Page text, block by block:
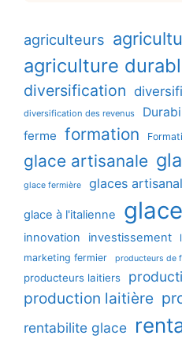
agriculteurs
agriculture
diversification
diversification des revenus
ferme formation
glace artisanale
glace fermière glaces
glace à l'italienne
innovation investissement
marketing fermier producteurs de
producteurs laitiers
production laitière
rentabilite glace